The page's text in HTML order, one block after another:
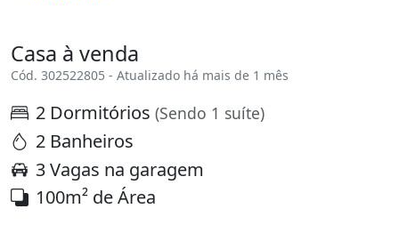
Casa à venda
Cód. 302522805 - Atualizado há mais de 1 mês
2 Dormitórios (Sendo 1 suíte)
2 Banheiros
3 Vagas na garagem
100m² de Área